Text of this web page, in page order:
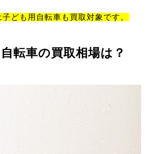
ども用自転車も買取対象です。
転車の買取相場は？